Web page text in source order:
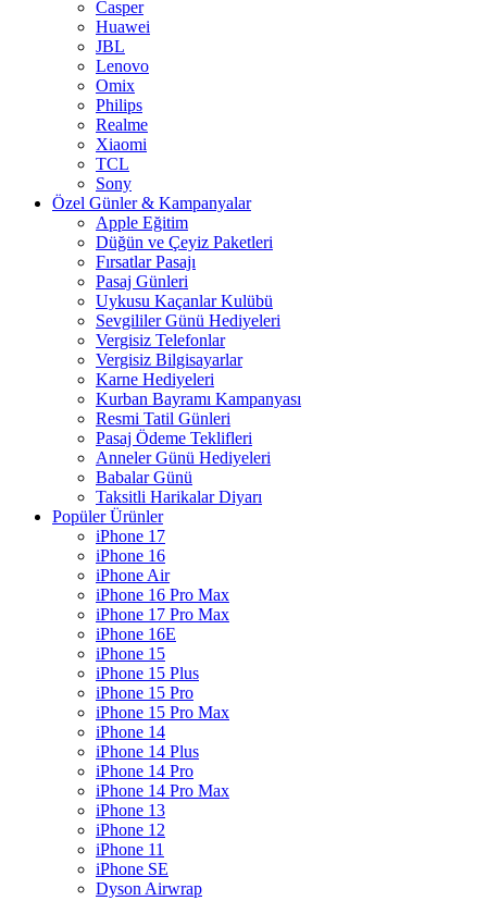
Casper
Huawei
JBL
Lenovo
Omix
Philips
Realme
Xiaomi
TCL
Sony
Özel Günler & Kampanyalar
Apple Eğitim
Düğün ve Çeyiz Paketleri
Fırsatlar Pasajı
Pasaj Günleri
Uykusu Kaçanlar Kulübü
Sevgililer Günü Hediyeleri
Vergisiz Telefonlar
Vergisiz Bilgisayarlar
Karne Hediyeleri
Kurban Bayramı Kampanyası
Resmi Tatil Günleri
Pasaj Ödeme Teklifleri
Anneler Günü Hediyeleri
Babalar Günü
Taksitli Harikalar Diyarı
Popüler Ürünler
iPhone 17
iPhone 16
iPhone Air
iPhone 16 Pro Max
iPhone 17 Pro Max
iPhone 16E
iPhone 15
iPhone 15 Plus
iPhone 15 Pro
iPhone 15 Pro Max
iPhone 14
iPhone 14 Plus
iPhone 14 Pro
iPhone 14 Pro Max
iPhone 13
iPhone 12
iPhone 11
iPhone SE
Dyson Airwrap